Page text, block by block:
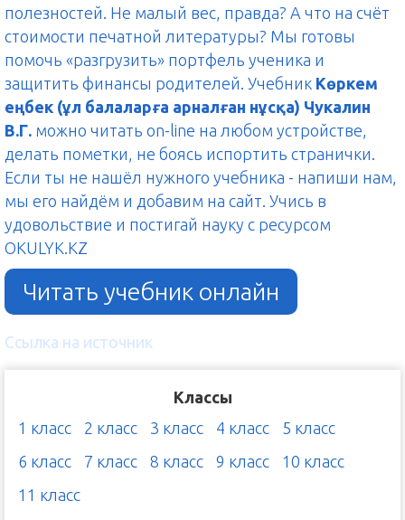
полезностей. Не малый вес, правда? А что на счёт
стоимости печатной литературы? Мы готовы
помочь «разгрузить» портфель ученика и
защитить финансы родителей. Учебник Көркем
еңбек (ұл балаларға арналған нұсқа) Чукалин
В.Г. можно читать on-line на любом устройстве,
делать пометки, не боясь испортить странички.
Если ты не нашёл нужного учебника - напиши нам,
мы его найдём и добавим на сайт. Учись в
удовольствие и постигай науку с ресурсом
OKULYK.KZ
Читать учебник онлайн
Ссылка на источник
Классы
1 класс
2 класс 3 класс 4 класс
5 класс
6 класс
7 класс 8 класс 9 класс
10 класс
11 класс